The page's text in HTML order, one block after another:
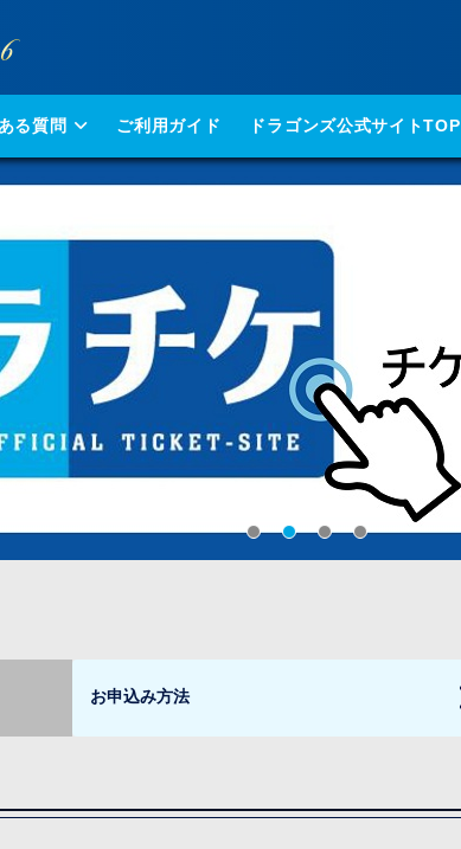
る質問 ご利用ガイド ドラゴンズ公式サイトTOP
お申込み方法